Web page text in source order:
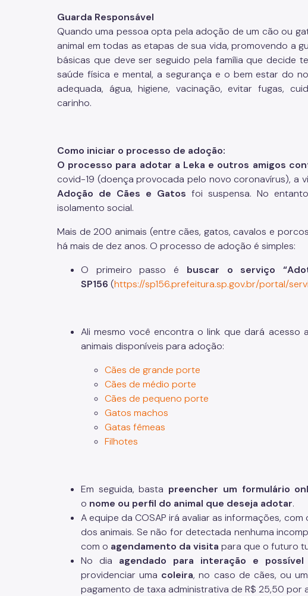
Guarda Responsável
Quando uma pessoa opta pela adoção de um cão ou
animal em todas as etapas de sua vida, promovendo a
básicas que deve ser seguido pela família que decide
saúde física e mental, a segurança e o bem estar do
adequada, água, higiene, vacinação, evitar fugas,
carinho.
Como iniciar o processo de adoção:
O processo para adotar a Leka e outros amigos
covid-19 (doença provocada pelo novo coronavírus), a
Adoção de Cães e Gatos foi suspensa. No
isolamento social.
Mais de 200 animais (entre cães, gatos, cavalos e
há mais de dez anos. O processo de adoção é simples:
O primeiro passo é buscar o serviço
SP156 (https://sp156.prefeitura.sp.gov.br/portal/
Ali mesmo você encontra o link que dará acesso
animais disponíveis para adoção:
Cães de grande porte
Cães de médio porte
Cães de pequeno porte
Gatos machos
Gatas fêmeas
Filhotes
Em seguida, basta preencher um formulário
o nome ou perfil do animal que deseja adotar.
A equipe da COSAP irá avaliar as informações,
dos animais. Se não for detectada nenhuma
com o agendamento da visita para que o futuro
No dia agendado para interação e
providenciar uma coleira, no caso de cães, ou
pagamento de taxa administrativa de R$ 25,50 por